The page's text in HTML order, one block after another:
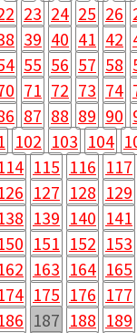
23 24 25 26
39 40 41 42
55 56 57 58
71 72 73 74
87 88 89 90
102 103 104
115 116 117
127 128 129
139 140 141
151 152 153
163 164 165
175 176 177
187 188 189